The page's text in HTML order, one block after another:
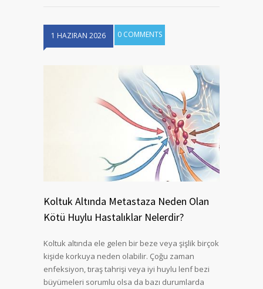
1 HAZIRAN 2026 0 COMMENTS
Koltuk Altında Metastaza Neden Olan
Kötü Huylu Hastalıklar Nelerdir?
Koltuk altında ele gelen bir beze veya şişlik birçok
kişide korkuya neden olabilir. Çoğu zaman
enfeksiyon, tıraş tahrişi veya iyi huylu lenf bezi
büyümeleri sorumlu olsa da bazı durumlarda